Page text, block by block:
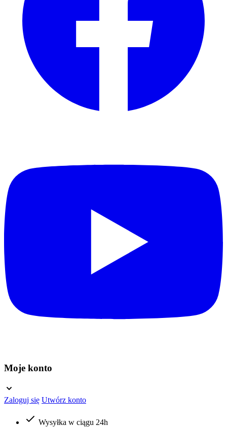
Moje konto
Zaloguj się Utwórz konto
Wysyłka w ciągu 24h